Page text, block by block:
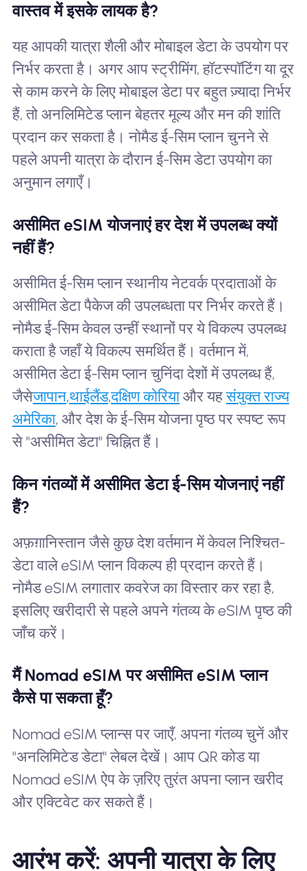
वास्तव में इसके लायक है?
यह आपकी यात्रा शैली और मोबाइल डेटा के उपयोग पर
निर्भर करता है। अगर आप स्ट्रीमिंग, हॉटस्पॉटिंग या दूर
से काम करने के लिए मोबाइल डेटा पर बहुत ज़्यादा निर्भर
हैं, तो अनलिमिटेड प्लान बेहतर मूल्य और मन की शांति
प्रदान कर सकता है। नोमैड ई-सिम प्लान चुनने से
पहले अपनी यात्रा के दौरान ई-सिम डेटा उपयोग का
अनुमान लगाएँ।
असीमित eSIM योजनाएं हर देश में उपलब्ध क्यों
नहीं हैं?
असीमित ई-सिम प्लान स्थानीय नेटवर्क प्रदाताओं के
असीमित डेटा पैकेज की उपलब्धता पर निर्भर करते हैं।
नोमैड ई-सिम केवल उन्हीं स्थानों पर ये विकल्प उपलब्ध
कराता है जहाँ ये विकल्प समर्थित हैं। वर्तमान में,
असीमित डेटा ई-सिम प्लान चुनिंदा देशों में उपलब्ध हैं,
जैसेजापान,थाईलैंड,दक्षिण कोरियाऔर यहसंयुक्त राज्य
अमेरिका, और देश के ई-सिम योजना पृष्ठ पर स्पष्ट रूप
से "असीमित डेटा" चिह्नित हैं।
किन गंतव्यों में असीमित डेटा ई-सिम योजनाएं नहीं
हैं?
अफ़ग़ानिस्तान जैसे कुछ देश वर्तमान में केवल निश्चित-
डेटा वाले eSIM प्लान विकल्प ही प्रदान करते हैं।
नोमैड eSIM लगातार कवरेज का विस्तार कर रहा है,
इसलिए खरीदारी से पहले अपने गंतव्य के eSIM पृष्ठ की
जाँच करें।
मैं Nomad eSIM पर असीमित eSIM प्लान
कैसे पा सकता हूँ?
Nomad eSIM प्लान्स पर जाएँ, अपना गंतव्य चुनें और
"अनलिमिटेड डेटा" लेबल देखें। आप QR कोड या
Nomad eSIM ऐप के ज़रिए तुरंत अपना प्लान खरीद
और एक्टिवेट कर सकते हैं।
आरंभ करें: अपनी यात्रा के लिए